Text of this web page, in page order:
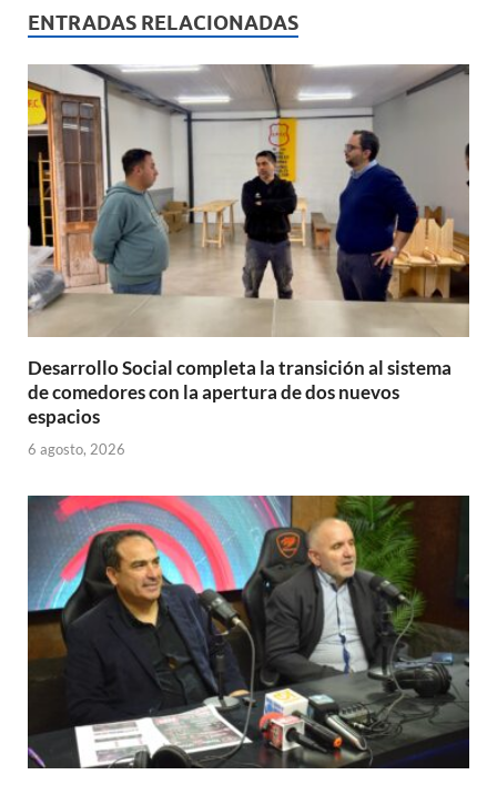
s
A
p
p
b
o
o
p
ar
ti
r
ENTRADAS RELACIONADAS
Desarrollo Social completa la transición al sistema
de comedores con la apertura de dos nuevos
espacios
6 agosto, 2026